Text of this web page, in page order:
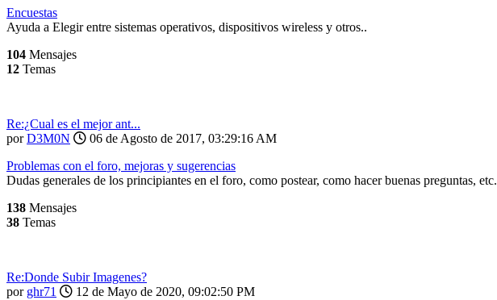
Encuestas
Ayuda a Elegir entre sistemas operativos, dispositivos wireless y otros..
104 Mensajes
12 Temas
Re:¿Cual es el mejor ant...
porD3M0N
06 de Agosto de 2017, 03:29:16 AM
Problemas con el foro, mejoras y sugerencias
Dudas generales de los principiantes en el foro, como postear, como hacer buenas preguntas, etc.
138 Mensajes
38 Temas
Re:Donde Subir Imagenes?
por ghr71 12 de Mayo de 2020, 09:02:50 PM